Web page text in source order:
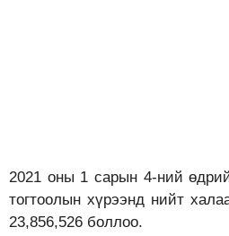
2021 оны 1 сарын 4-ний
тогтоолын хүрээнд нийт
23,856,526 боллоо.